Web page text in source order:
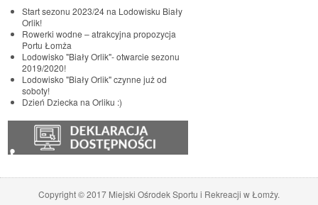
Start sezonu 2023/24 na Lodowisku Biały
Orlik!
Rowerki wodne – atrakcyjna propozycja
Portu Łomża
Lodowisko "Biały Orlik"- otwarcie sezonu
2019/2020!
Lodowisko "Biały Orlik" czynne już od
soboty!
Dzień Dziecka na Orliku :)
Copyright © 2017 Miejski Ośrodek Sportu i Rekreacji w Łomży.